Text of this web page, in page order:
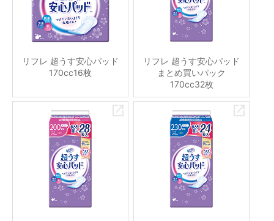
リフレ 超うす安心パッド
170cc16枚
リフレ 超うす安心パッド
まとめ買いパック
170cc32枚